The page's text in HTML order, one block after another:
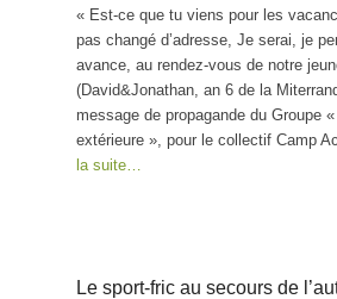
« Est-ce que tu viens pour les
pas changé d’adresse, Je serai, je
avance, au rendez-vous de notre
(David&Jonathan, an 6 de la
message de propagande du Groupe
extérieure », pour le collectif Camp
la suite…
Le sport-fric au secours de